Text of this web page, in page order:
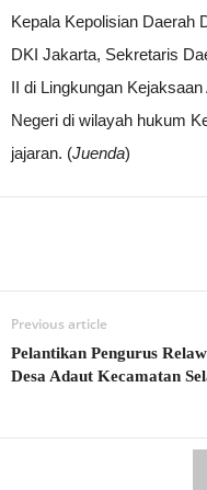
Kepala Kepolisian Daerah
DKI Jakarta, Sekretaris
II di Lingkungan
Negeri di wilayah hukum
jajaran. (Juenda)
Previous article
Pelantikan Pengurus
Desa Adaut Kecamatan